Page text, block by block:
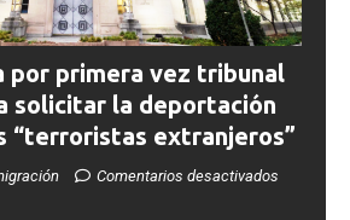
por primera vez tribunal
solicitar la deportación
“terroristas extranjeros”